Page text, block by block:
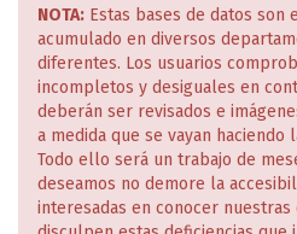
NOTA: Estas bases de datos
acumulado en diversos
diferentes. Los usuarios
incompletos y desiguales en
deberán ser revisados e
a medida que se vayan haciendo
Todo ello será un trabajo de
deseamos no demore la
interesadas en conocer nuestras